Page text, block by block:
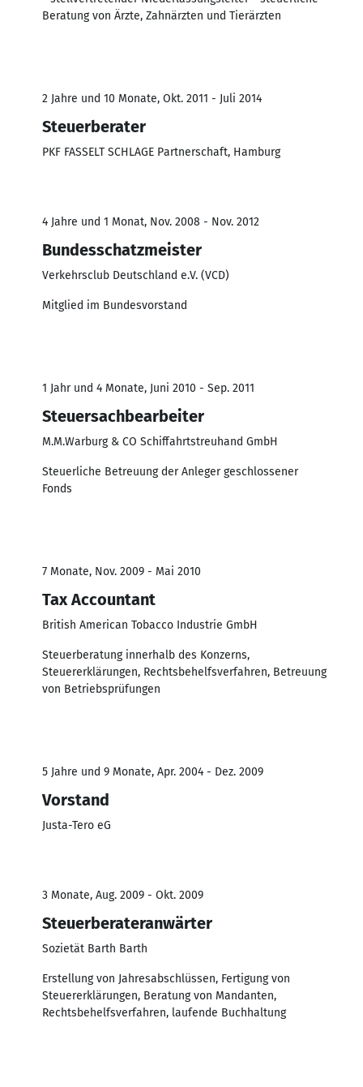
Beratung von Ärzte, Zahnärzten und Tierärzten
2 Jahre und 10 Monate, Okt. 2011 - Juli 2014
Steuerberater
PKF FASSELT SCHLAGE Partnerschaft, Hamburg
4 Jahre und 1 Monat, Nov. 2008 - Nov. 2012
Bundesschatzmeister
Verkehrsclub Deutschland e.V. (VCD)
Mitglied im Bundesvorstand
1 Jahr und 4 Monate, Juni 2010 - Sep. 2011
Steuersachbearbeiter
M.M.Warburg & CO Schiffahrtstreuhand GmbH
Steuerliche Betreuung der Anleger geschlossener
Fonds
7 Monate, Nov. 2009 - Mai 2010
Tax Accountant
British American Tobacco Industrie GmbH
Steuerberatung innerhalb des Konzerns,
Steuererklärungen, Rechtsbehelfsverfahren, Betreuung
von Betriebsprüfungen
5 Jahre und 9 Monate, Apr. 2004 - Dez. 2009
Vorstand
Justa-Tero eG
3 Monate, Aug. 2009 - Okt. 2009
Steuerberateranwärter
Sozietät Barth Barth
Erstellung von Jahresabschlüssen, Fertigung von
Steuererklärungen, Beratung von Mandanten,
Rechtsbehelfsverfahren, laufende Buchhaltung